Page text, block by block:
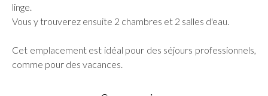
linge.
Vous y trouverez ensuite 2 chambres et 2 salles d'eau.
Cet emplacement est idéal pour des séjours professionnels,
comme pour des vacances.